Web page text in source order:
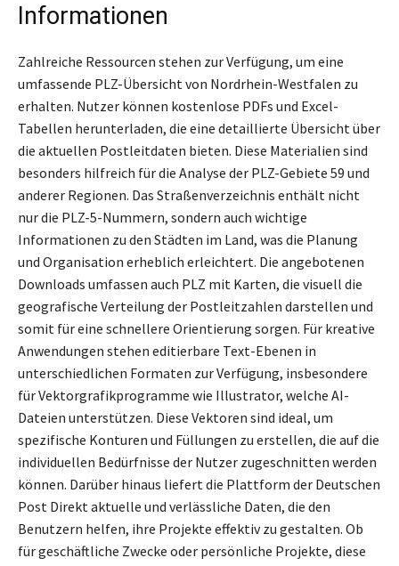
Informationen
Zahlreiche Ressourcen stehen zur Verfügung, um eine
umfassende PLZ-Übersicht von Nordrhein-Westfalen zu
erhalten. Nutzer können kostenlose PDFs und Excel-
Tabellen herunterladen, die eine detaillierte Übersicht über
die aktuellen Postleitdaten bieten. Diese Materialien sind
besonders hilfreich für die Analyse der PLZ-Gebiete 59 und
anderer Regionen. Das Straßenverzeichnis enthält nicht
nur die PLZ-5-Nummern, sondern auch wichtige
Informationen zu den Städten im Land, was die Planung
und Organisation erheblich erleichtert. Die angebotenen
Downloads umfassen auch PLZ mit Karten, die visuell die
geografische Verteilung der Postleitzahlen darstellen und
somit für eine schnellere Orientierung sorgen. Für kreative
Anwendungen stehen editierbare Text-Ebenen in
unterschiedlichen Formaten zur Verfügung, insbesondere
für Vektorgrafikprogramme wie Illustrator, welche AI-
Dateien unterstützen. Diese Vektoren sind ideal, um
spezifische Konturen und Füllungen zu erstellen, die auf die
individuellen Bedürfnisse der Nutzer zugeschnitten werden
können. Darüber hinaus liefert die Plattform der Deutschen
Post Direkt aktuelle und verlässliche Daten, die den
Benutzern helfen, ihre Projekte effektiv zu gestalten. Ob
für geschäftliche Zwecke oder persönliche Projekte, diese